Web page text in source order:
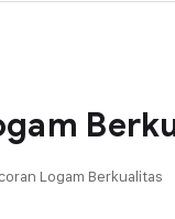
Logam Berkualitas